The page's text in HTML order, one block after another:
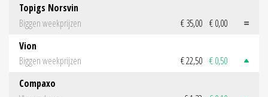
Topigs Norsvin
Biggen weekprijzen
€ 35,00 € 0,00
Vion
Biggen weekprijzen
€ 22,50 € 0,50
Compaxo